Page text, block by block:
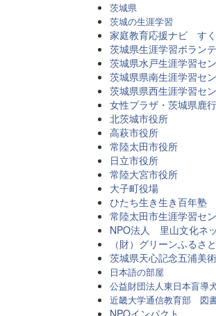
茨城県
茨城の生涯学習
家庭教育応援ナビ す
茨城県生涯学習ボラン
茨城県水戸生涯学習セ
茨城県県南生涯学習セ
茨城県県西生涯学習セ
女性プラザ・茨城県鹿
北茨城市役所
高萩市役所
常陸太田市役所
日立市役所
常陸大宮市役所
大子町役場
ひたち生き生き百年塾
常陸太田市生涯学習セ
NPO法人 里山文化ネ
（財）グリーンふるさ
茨城県天心記念五浦美
日本語の部屋
公益財団法人東日本盲導
近畿大学通信教育部 図